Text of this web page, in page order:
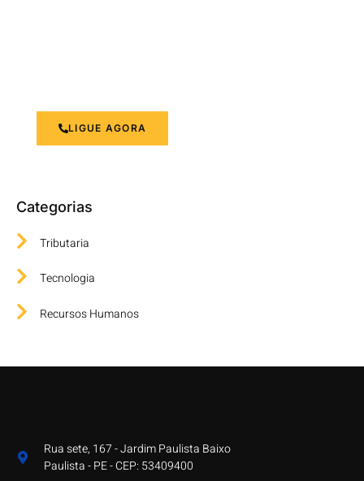
LIGUE AGORA
Categorias
Tributaria
Tecnologia
Recursos Humanos
Rua sete, 167 - Jardim Paulista Baixo
Paulista - PE - CEP: 53409400